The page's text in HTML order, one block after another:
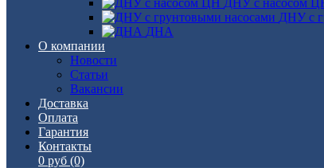
ДНУ с насосом
ДНУ с
ДНА
О компании
Новости
Статьи
Вакансии
Доставка
Оплата
Гарантия
Контакты
0 руб (0)